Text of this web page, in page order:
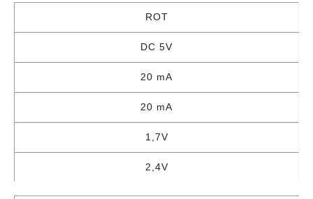
ROT
DC 5V
20 mA
20 mA
1,7V
2,4V